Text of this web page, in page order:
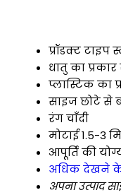
प्रॉडक्ट टाइप
धातु का प्रकार
प्लास्टिक का
साइजछोटे से
रंगचाँदी
मोटाई1.5-3
आपूर्ति की
अधिक देखने
अपना उत्पाद